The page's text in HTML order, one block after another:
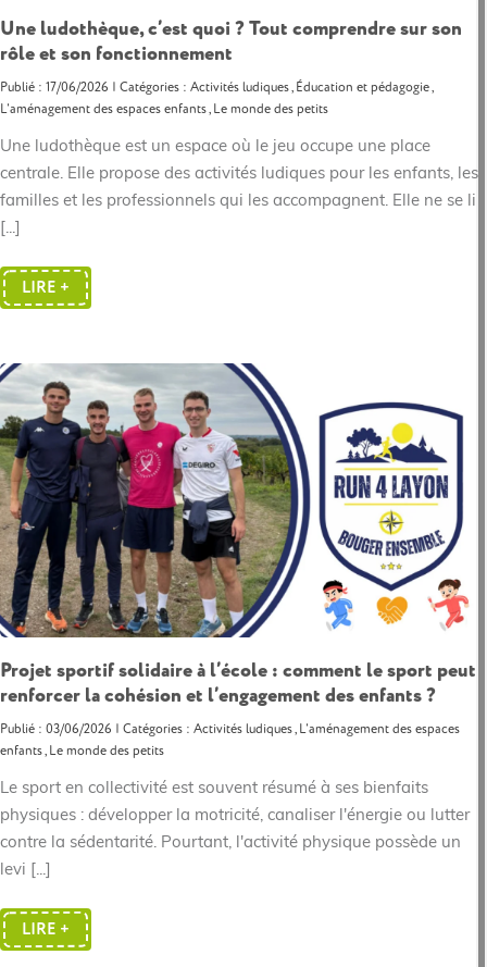
Une ludothèque, c’est quoi ? Tout comprendre sur son
rôle et son fonctionnement
Publié : 17/06/2026 | Catégories : Activités ludiques, Éducation et pédagogie,
L'aménagement des espaces enfants, Le monde des petits
Une ludothèque est un espace où le jeu occupe une place
centrale. Elle propose des activités ludiques pour les enfants, les
familles et les professionnels qui les accompagnent. Elle ne se li
[...]
LIRE +
Projet sportif solidaire à l’école : comment le sport peut
renforcer la cohésion et l’engagement des enfants ?
Publié : 03/06/2026 | Catégories : Activités ludiques, L'aménagement des espaces
enfants, Le monde des petits
Le sport en collectivité est souvent résumé à ses bienfaits
physiques : développer la motricité, canaliser l'énergie ou lutter
contre la sédentarité. Pourtant, l'activité physique possède un
levi [...]
LIRE +